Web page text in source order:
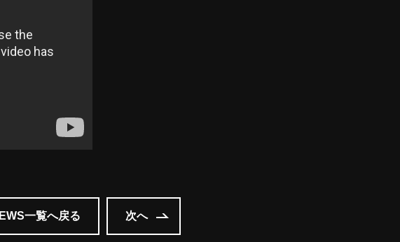
一覧へ戻る 次へ